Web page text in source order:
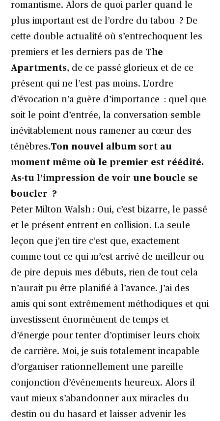
romantisme. Alors de quoi parler quand le
plus important est de l’ordre du tabou ? De
cette double actualité où s’entrechoquent les
premiers et les derniers pas de The
Apartments, de ce passé glorieux et de ce
présent qui ne l’est pas moins. L’ordre
d’évocation n’a guère d’importance : quel que
soit le point d’entrée, la conversation semble
inévitablement nous ramener au cœur des
ténèbres.Ton nouvel album sort au
moment même où le premier est réédité.
As-tu l’impression de voir une boucle se
boucler ?
Peter Milton Walsh : Oui, c’est bizarre, le passé
et le présent entrent en collision. La seule
leçon que j’en tire c’est que, exactement
comme tout ce qui m’est arrivé de meilleur ou
de pire depuis mes débuts, rien de tout cela
n’aurait pu être planifié à l’avance. J’ai des
amis qui sont extrêmement méthodiques et qui
investissent énormément de temps et
d’énergie pour tenter d’optimiser leurs choix
de carrière. Moi, je suis totalement incapable
d’organiser rationnellement une pareille
conjonction d’événements heureux. Alors il
vaut mieux s’abandonner aux miracles du
destin ou du hasard et laisser advenir les